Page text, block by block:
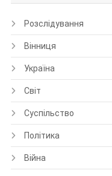
Розслідування
Вінниця
Україна
Світ
Суспільство
Політика
Війна